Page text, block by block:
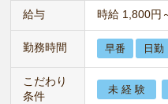
給与 時給 1,800円
勤務時間 早番 日勤
こだわり
条件
未 経 験